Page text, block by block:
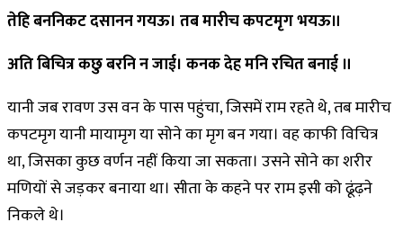
तेहि बननिकट दसानन गयऊ। तब मारीच कपटमृग भयऊ॥
अति बिचित्र कछु बरनि न जाई। कनक देह मनि रचित बनाई ॥
यानी जब रावण उस वन के पास पहुंचा, जिसमें राम रहते थे, तब मारीच
कपटमृग यानी मायामृग या सोने का मृग बन गया। वह काफी विचित्र
था, जिसका कुछ वर्णन नहीं किया जा सकता। उसने सोने का शरीर
मणियों से जड़कर बनाया था। सीता के कहने पर राम इसी को ढूंढ़ने
निकले थे।